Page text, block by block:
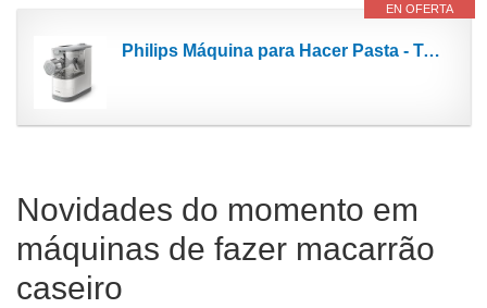
EN OFERTA
Philips Máquina para Hacer Pasta - Totalmente Automática, Pesaje Automático, 4 Moldes, Libro...
Novidades do momento em
máquinas de fazer macarrão
caseiro